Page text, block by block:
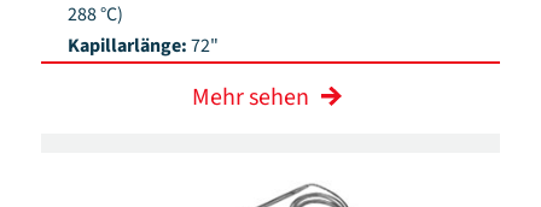
288 °C)
Kapillarlänge:72"
Mehr sehen